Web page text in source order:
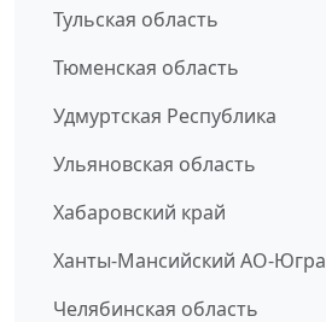
Тульская область
Тюменская область
Удмуртская Республика
Ульяновская область
Хабаровский край
Ханты-Мансийский АО-Югра
Челябинская область